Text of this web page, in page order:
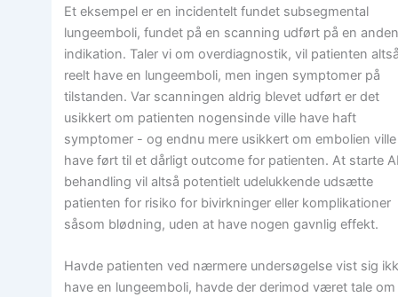
Et eksempel er en incidentelt fundet subsegmental
lungeemboli, fundet på en scanning udført på en
indikation. Taler vi om overdiagnostik, vil patienten
reelt have en lungeemboli, men ingen symptomer på
tilstanden. Var scanningen aldrig blevet udført er det
usikkert om patienten nogensinde ville have haft
symptomer - og endnu mere usikkert om embolien ville
have ført til et dårligt outcome for patienten. At starte
behandling vil altså potentielt udelukkende udsætte
patienten for risiko for bivirkninger eller komplikationer
såsom blødning, uden at have nogen gavnlig effekt.
Havde patienten ved nærmere undersøgelse vist sig
have en lungeemboli, havde der derimod været tale